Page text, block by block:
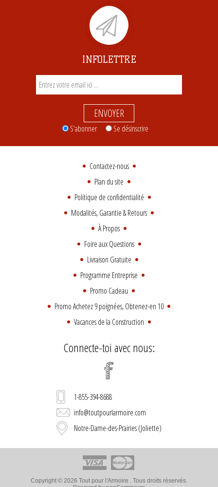
INFOLETTRE
ENVOYER
S'abonner Se désinscrire
Contactez-nous
Plan du site
Politique de confidentialité
Modalités, Garantie & Retours
À Propos
Foire aux Questions
Livraison Gratuite
Programme Entreprise
Promo Cadeau
Promo Achetez 9 poignées, Obtenez-en 10
Vacances de la Construction
Connecte-toi avec nous:
1-855-394-8688
info@toutpourlarmoire.com
Notre-Dame-des-Prairies (Joliette)
Copyright © 2026 Tout pour l'Armoire . Tous droits réservés.